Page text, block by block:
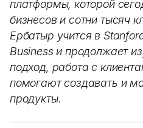
платформы, которой
бизнесов и сотни тысяч
Ербатыр учится в
Business и продолжает
подход, работа с
помогают создавать и
продукты.